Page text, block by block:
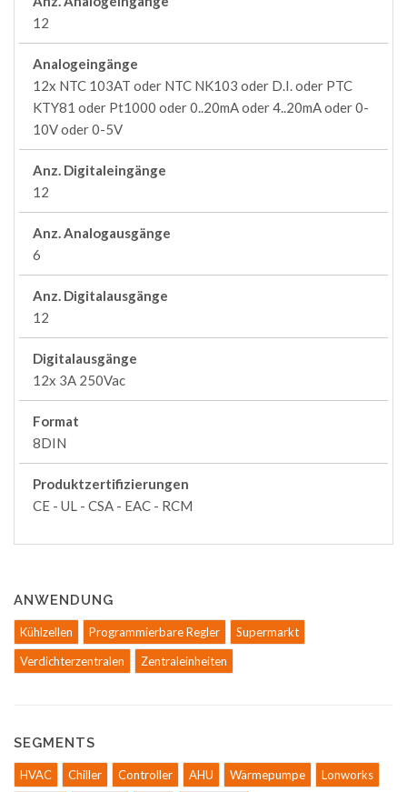
12
Analogeingänge
12x NTC 103AT oder NTC NK103 oder D.I. oder PTC
KTY81 oder Pt1000 oder 0..20mA oder 4..20mA oder 0-
10V oder 0-5V
Anz. Digitaleingänge
12
Anz. Analogausgänge
6
Anz. Digitalausgänge
12
Digitalausgänge
12x 3A 250Vac
Format
8DIN
Produktzertifizierungen
CE - UL - CSA - EAC - RCM
ANWENDUNG
Kühlzellen Programmierbare Regler
Supermarkt
Verdichterzentralen
Zentraleinheiten
SEGMENTS
HVAC Chiller Controller AHU Wärmepumpe
Lonworks